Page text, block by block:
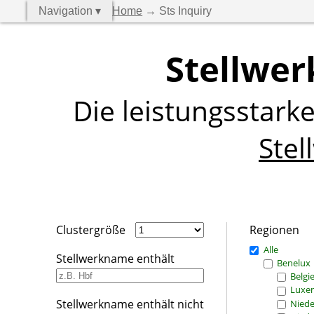
Navigation ▾ Home → Sts Inquiry
Die
Clustergröße
Stellwerkname enthält
Stellwerkname enthält nicht
Regionen
Alle
Benelux